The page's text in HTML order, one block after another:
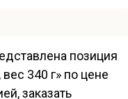
позиция
340 г» по цене
заказать